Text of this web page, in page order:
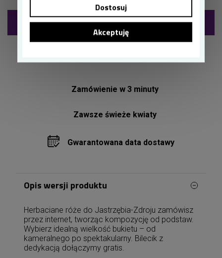
Dodaj do koszyka
Zamówienie w 3 minuty
Zawsze świeże kwiaty
Gwarantowana data dostawy
Opis wersji produktu
Herbaciane róże do Jastrzębia-Zdroju zamówisz
przez internet, tworząc kompozycję od podstaw.
Wybierz idealną wielkość bukietu – od
kameralnego po spektakularny. Bilecik z
dedykacją dołączymy gratis.
Dostosuj
Akceptuję